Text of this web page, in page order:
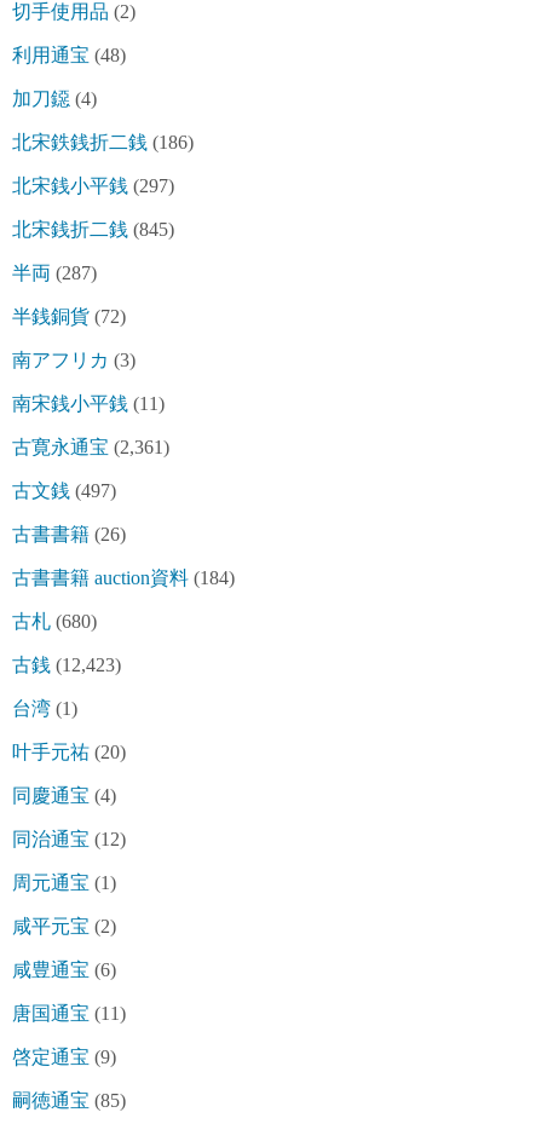
切手使用品 (2)
利用通宝 (48)
加刀鐚 (4)
北宋鉄銭折二銭 (186)
北宋銭小平銭 (297)
北宋銭折二銭 (845)
半両 (287)
半銭銅貨 (72)
南アフリカ (3)
南宋銭小平銭 (11)
古寛永通宝 (2,361)
古文銭 (497)
古書書籍 (26)
古書書籍 auction資料 (184)
古札 (680)
古銭 (12,423)
台湾 (1)
叶手元祐 (20)
同慶通宝 (4)
同治通宝 (12)
周元通宝 (1)
咸平元宝 (2)
咸豊通宝 (6)
唐国通宝 (11)
啓定通宝 (9)
嗣徳通宝 (85)